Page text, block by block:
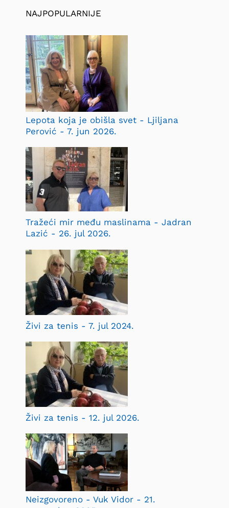
NAJPOPULARNIJE
Lepota koja je obišla svet - Ljiljana
Perović - 7. jun 2026.
Tražeći mir među maslinama - Jadran
Lazić - 26. jul 2026.
Živi za tenis - 7. jul 2024.
Živi za tenis - 12. jul 2026.
Neizgovoreno - Vuk Vidor - 21.